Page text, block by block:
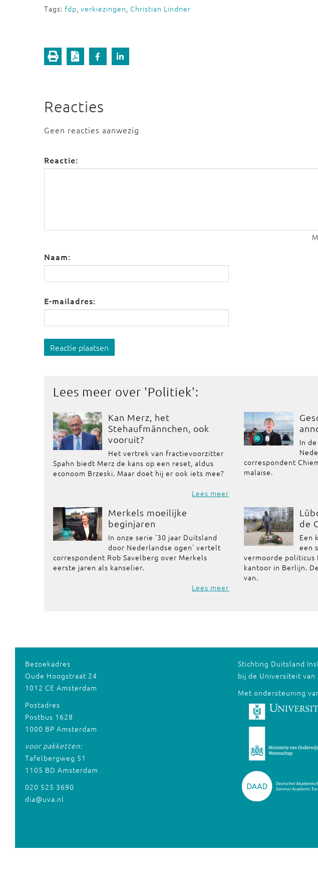
Tags: fdp, verkiezingen, Christian Lindner
Reacties
Geen reacties aanwezig
Reactie:
Naam:
E-mailadres:
Reactie plaatsen
Lees meer over 'Politiek':
Kan Merz, het
Stehaufmännchen, ook
vooruit?
Het vertrek van fractievoorzitter
Spahn biedt Merz de kans op een reset, aldus
econoom Brzeski. Maar doet hij er ook iets mee?
Lees meer
In
correspondent
malaise.
Merkels moeilijke
beginjaren
In onze serie '30 jaar Duitsland
door Nederlandse ogen' vertelt
correspondent Rob Savelberg over Merkels
eerste jaren als kanselier.
Lees meer
de
Een
een
vermoorde politicus
kantoor in Berlijn.
van.
Bezoekadres
Oude Hoogstraat 24
1012 CE Amsterdam
Postadres
Postbus 1628
1000 BP Amsterdam
voor pakketten:
Tafelbergweg 51
1105 BD Amsterdam
020 525 3690
dia@uva.nl
Stichting Duitsland
bij de Universiteit van
Met ondersteuning